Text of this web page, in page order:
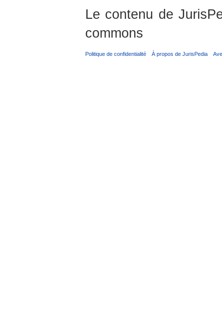
Le contenu de
commons
Politique de confidentialité À propos de JurisPedia